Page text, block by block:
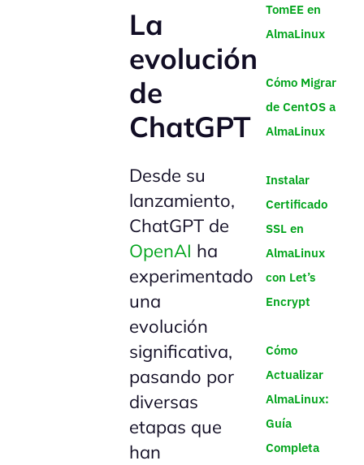
La
evolución
de
ChatGPT
Desde su
lanzamiento,
ChatGPT de
OpenAI ha
experimentado
una
evolución
significativa,
pasando por
diversas
etapas que
han
TomEE en
AlmaLinux
Cómo Migrar
de CentOS a
AlmaLinux
Instalar
Certificado
SSL en
AlmaLinux
con Let’s
Encrypt
Cómo
Actualizar
AlmaLinux:
Guía
Completa